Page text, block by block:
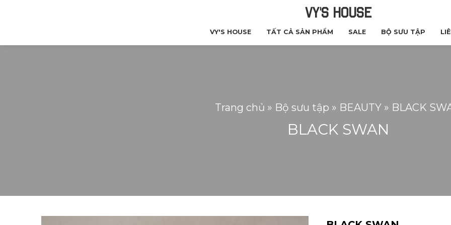
VY'S HOUSE
VY'S HOUSE TẤT CẢ SẢN PHẨM SALE BỘ SƯU TẬP
Trang chủ » Bộ sưu tập » BEAUTY » BLACK
BLACK SWAN